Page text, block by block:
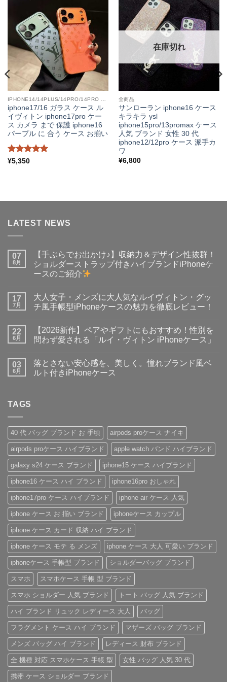
iphone17/16 ガラス ケース ル
イヴィトン iphone17pro ケー
ス カメラ まで 保護 iphone16
パープル に 合う ケース お揃い
5段階中
¥5,350
在庫切れ
全商品
サンローラン iphone16 ケース
キラキラ ysl
iphone15pro/13promax ケース
人気 ブランド 女性 30 代
iphone12/12pro ケース 派手カ
ワ
¥6,800
LATEST NEWS
07
8月
【手ぶらでお出かけ♪】収納力＆デザイン性抜群！
ショルダーストラップ付きハイブランドiPhoneケ
ースのご紹介
ら
で
お
♪】
収
＆
デ
ザ
ル
ダ
ー
ス
ト
ラ
ッ
プ
付
き
ハ
イ
ブ
ラ
ン
ド
iPhone
ケ
ー
ス
の
ご
紹
へ
の
ン
ト
は
り
ま
17
7月
大人女子・メンズに大人気なルイヴィトン・グッ
チ風手帳型iPhoneケースの魅力を徹底レビュー！
子・
メ
に
大
人
ン・
グ
ッ
チ
風
手
帳
型
iPhone
ケ
ー
ス
の
魅
力
を
徹
底
レ
ビ
ュ
ー！
へ
ト
は
あ
り
ま
22
6月
【2026新作】ペアやギフトにもおすすめ！性別を
問わず愛される「ルイ・ヴィトン iPhoneケース」
作】
ペ
ア
す
す
め！
性
別
を
問
わ
ず
愛
さ
れ
る
「ル
イ・
ヴ
ィ
ト
ン
iPhone
ケ
ー
ス」
の
ン
ト
は
03
6月
落とさない安心感を、美しく。憧れブランド風ベ
ルト付きiPhoneケース
感
を、
美
し
く。
憧
れ
ブ
ラ
ン
ド
風
ベ
ル
ト
付
き
iPhone
ケ
ー
ス
へ
の
あ
り
ま
せ
ん
TAGS
40 代 バッグ ブランド お 手頃 airpods proケース ナイキ
airpods proケース ハイブランド apple watch バンド ハイブランド
galaxy s24 ケース ブランド iphone15 ケース ハイブランド
iphone16 ケース ハイ ブランド iphone16pro おしゃれ
iphone17pro ケース ハイブランド iphone air ケース 人気
iphone ケース お 揃い ブランド iphoneケース カップル
iphone ケース カード 収納 ハイ ブランド
iphone ケース モテ る メンズ iphone ケース 大人 可愛い ブランド
iphoneケース 手帳型 ブランド ショルダーバッグ ブランド
スマホ スマホケース 手帳 型 ブランド
スマホ ショルダー 人気 ブランド トート バッグ 人気 ブランド
ハイ ブランド リュック レディース 大人 バッグ
フラグメント ケース ハイ ブランド マザーズ バッグ ブランド
メンズ バッグ ハイ ブランド レディース 財布 ブランド
全 機種 対応 スマホケース 手帳 型 女性 バッグ 人気 30 代
携帯 ケース ショルダー ブランド